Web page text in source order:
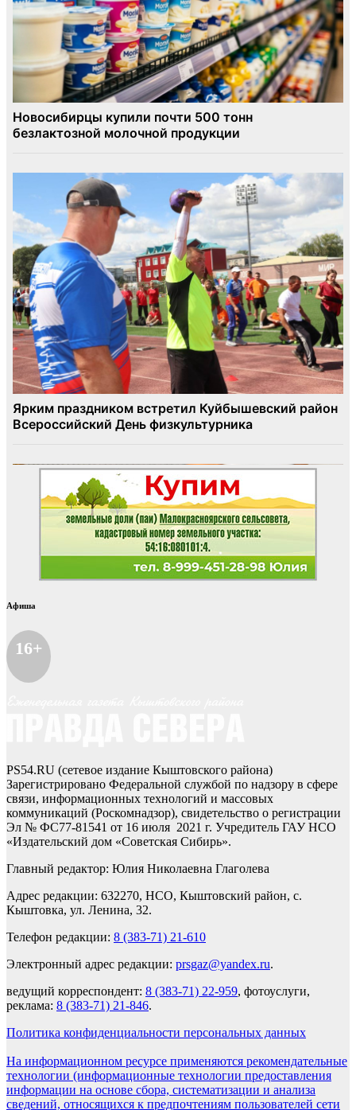
Афиша
16+
PS54.RU (сетевое издание Кыштовского района)
Зарегистрировано Федеральной службой по надзору в сфере
связи, информационных технологий и массовых
коммуникаций (Роскомнадзор), свидетельство о регистрации
Эл № ФС77-81541 от 16 июля 2021 г. Учредитель ГАУ НСО
«Издательский дом «Советская Сибирь».
Главный редактор: Юлия Николаевна Глаголева
Адрес редакции: 632270, НСО, Кыштовский район, с.
Кыштовка, ул. Ленина, 32.
Телефон редакции: 8 (383-71) 21-610
Электронный адрес редакции: prsgaz@yandex.ru.
ведущий корреспондент: 8 (383-71) 22-959, фотоуслуги,
реклама: 8 (383-71) 21-846.
Политика конфиденциальности персональных данных
На информационном ресурсе применяются рекомендательные
технологии (информационные технологии предоставления
информации на основе сбора, систематизации и анализа
сведений, относящихся к предпочтениям пользователей сети